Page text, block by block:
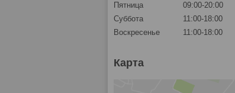
Пятница
09:00-20:00
Суббота
11:00-18:00
Воскресенье
11:00-18:00
Карта